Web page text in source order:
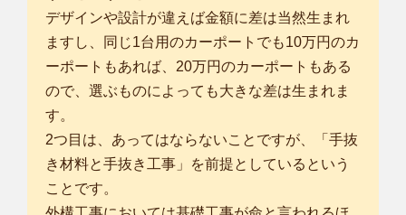
デザインや設計が違えば金額に差は当然生まれ
ますし、同じ1台用のカーポートでも10万円のカ
ーポートもあれば、20万円のカーポートもある
ので、選ぶものによっても大きな差は生まれま
す。
2つ目は、あってはならないことですが、「手抜
き材料と手抜き工事」を前提としているという
ことです。